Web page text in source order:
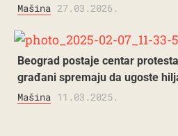
Mašina 27.03.2026.
Beograd postaje centar
građani spremaju da ugoste
Mašina 11.03.2025.